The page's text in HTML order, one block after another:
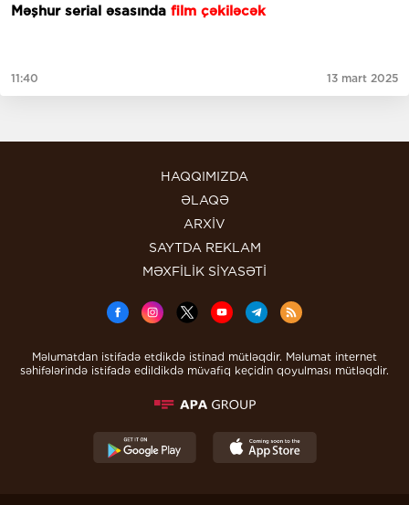
Məşhur serial əsasında film çəkiləcək
11:40 13 mart 2025
HAQQIMIZDA
ƏLAQƏ
ARXİV
SAYTDA REKLAM
MƏXFİLİK SİYASƏTİ
Məlumatdan istifadə etdikdə istinad mütləqdir. Məlumat internet
səhifələrində istifadə edildikdə müvafiq keçidin qoyulması mütləqdir.